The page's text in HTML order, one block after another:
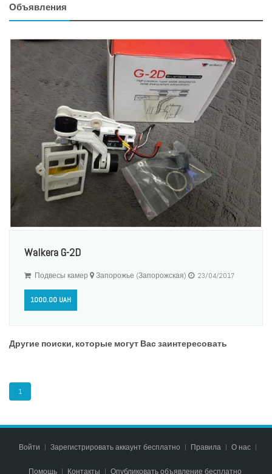
Объявления
Walkera G-2D
Подвесы камер Запорожье (Запорожская) 23/04/2017
1000.00 UAH
Другие поиски, которые могут Вас заинтересовать
1
Войти Зарегистрировать аккаунт бесплатно Правила О нас
Помощь Контакты Опубликовать объявление бесплатно